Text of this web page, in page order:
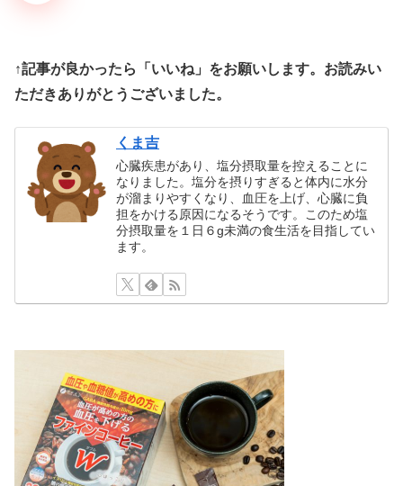
↑記事が良かったら「いいね」をお願いします。お読みい
ただきありがとうございました。
くま吉
心臓疾患があり、塩分摂取量を控えることに
なりました。塩分を摂りすぎると体内に水分
が溜まりやすくなり、血圧を上げ、心臓に負
担をかける原因になるそうです。このため塩
分摂取量を１日６g未満の食生活を目指してい
ます。